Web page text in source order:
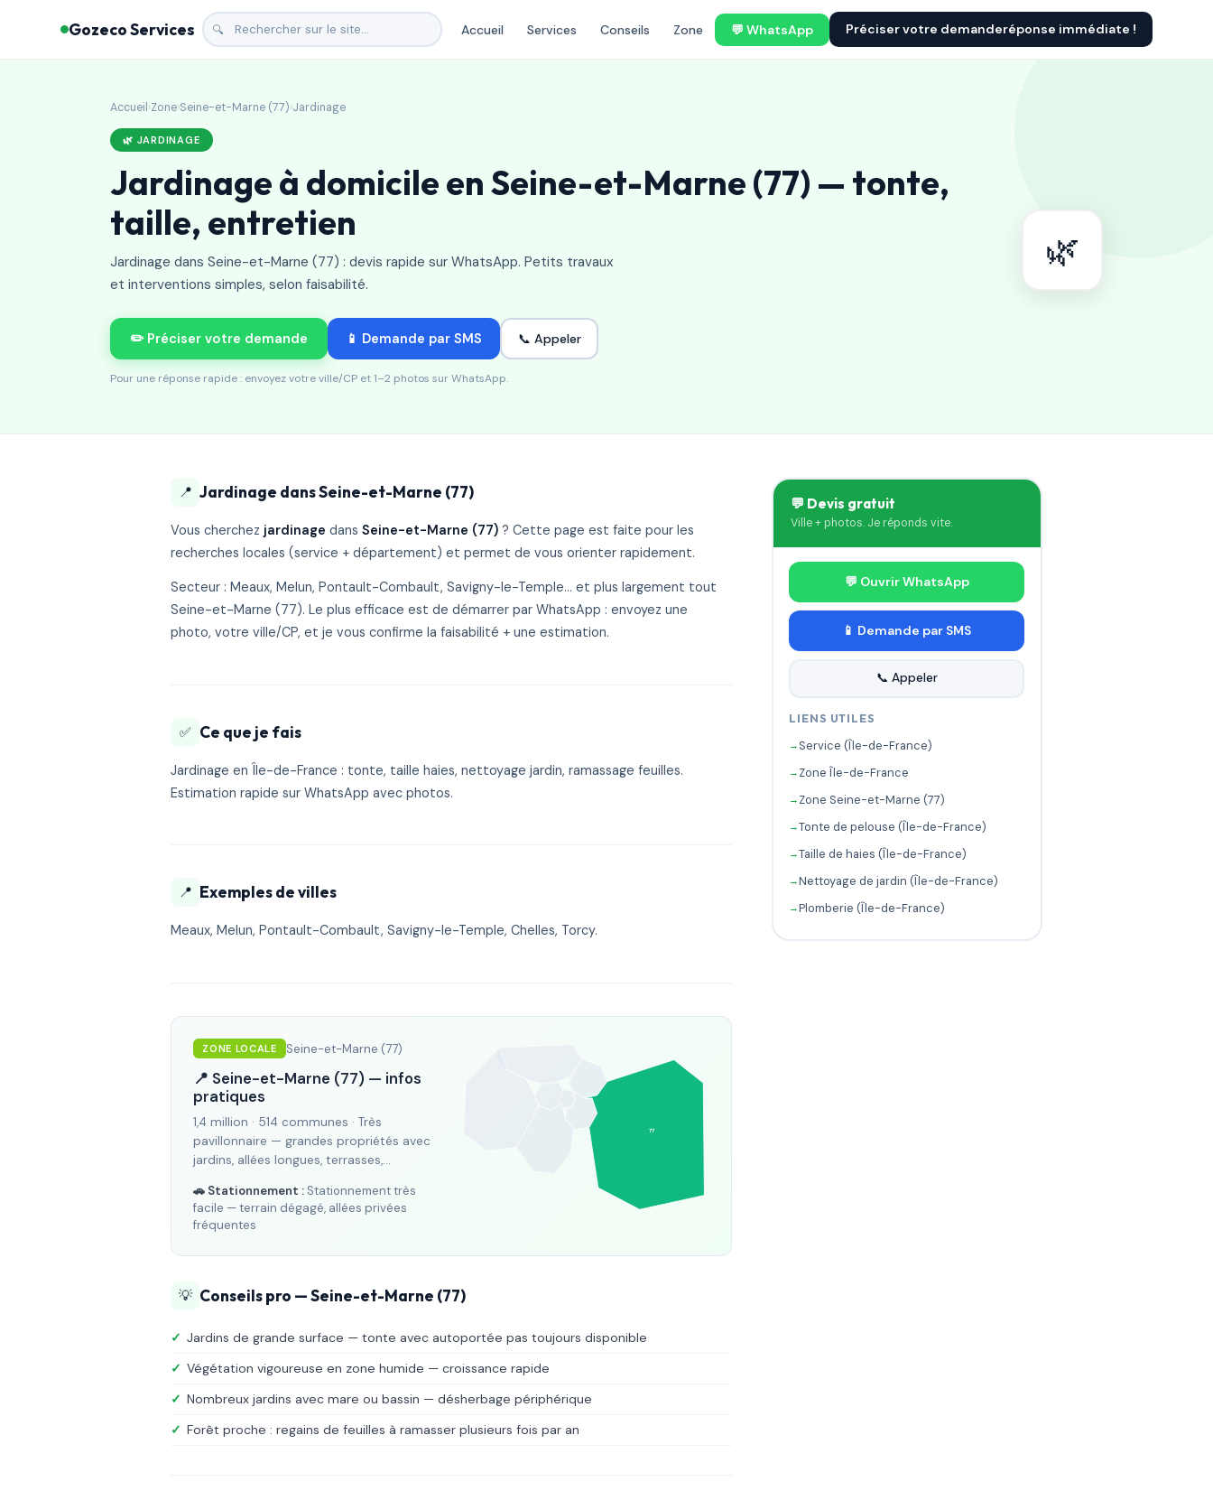
Gozeco Services 🔍 Accueil Services Conseils Zone 💬 WhatsApp Préciser votre demanderéponse immédiate !
Accueil ›Zone›Seine-et-Marne (77)›Jardinage
🌿 JARDINAGE
Jardinage à domicile en Seine-et-Marne (77) — tonte,
taille, entretien
Jardinage dans Seine-et-Marne (77) : devis rapide sur WhatsApp. Petits travaux
et interventions simples, selon faisabilité.
✏️ Préciser votre demande 📱 Demande par SMS 📞 Appeler
Pour une réponse rapide : envoyez votre ville/CP et 1–2 photos sur WhatsApp.
🌿
📍 Jardinage dans Seine-et-Marne (77)
Vous cherchez jardinage dansSeine-et-Marne (77) ? Cette page est faite pour les
recherches locales (service + département) et permet de vous orienter rapidement.
Secteur : Meaux, Melun, Pontault-Combault, Savigny-le-Temple… et plus largement tout
Seine-et-Marne (77). Le plus efficace est de démarrer par WhatsApp : envoyez une
photo, votre ville/CP, et je vous confirme la faisabilité + une estimation.
✅ Ce que je fais
Jardinage en Île-de-France : tonte, taille haies, nettoyage jardin, ramassage feuilles.
Estimation rapide sur WhatsApp avec photos.
📍 Exemples de villes
Meaux, Melun, Pontault-Combault, Savigny-le-Temple, Chelles, Torcy.
ZONE LOCALE Seine-et-Marne (77)
📍 Seine-et-Marne (77) — infos
pratiques
1,4 million · 514 communes · Très
pavillonnaire — grandes propriétés avec
jardins, allées longues, terrasses,…
🚗 Stationnement : Stationnement très
facile — terrain dégagé, allées privées
fréquentes
77
💡 Conseils pro — Seine-et-Marne (77)
✓ Jardins de grande surface — tonte avec autoportée pas toujours disponible
✓ Végétation vigoureuse en zone humide — croissance rapide
✓ Nombreux jardins avec mare ou bassin — désherbage périphérique
✓ Forêt proche : regains de feuilles à ramasser plusieurs fois par an
💬 Devis gratuit
Ville + photos. Je réponds vite.
💬 Ouvrir WhatsApp
📱 Demande par SMS
📞 Appeler
LIENS UTILES
Service (Île-de-France)
Zone Île-de-France
Zone Seine-et-Marne (77)
Tonte de pelouse (Île-de-France)
Taille de haies (Île-de-France)
Nettoyage de jardin (Île-de-France)
Plomberie (Île-de-France)